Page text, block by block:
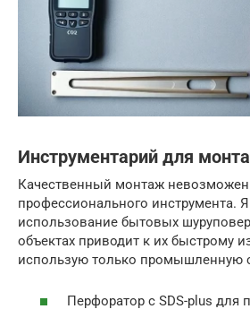
Инструментарий для
Качественный монтаж невозможен
профессионального инструмента.
использование бытовых
объектах приводит к их быстрому
использую только промышленную
Перфоратор с SDS-plus для